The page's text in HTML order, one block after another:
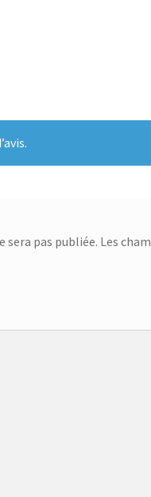
sera pas publiée. Les